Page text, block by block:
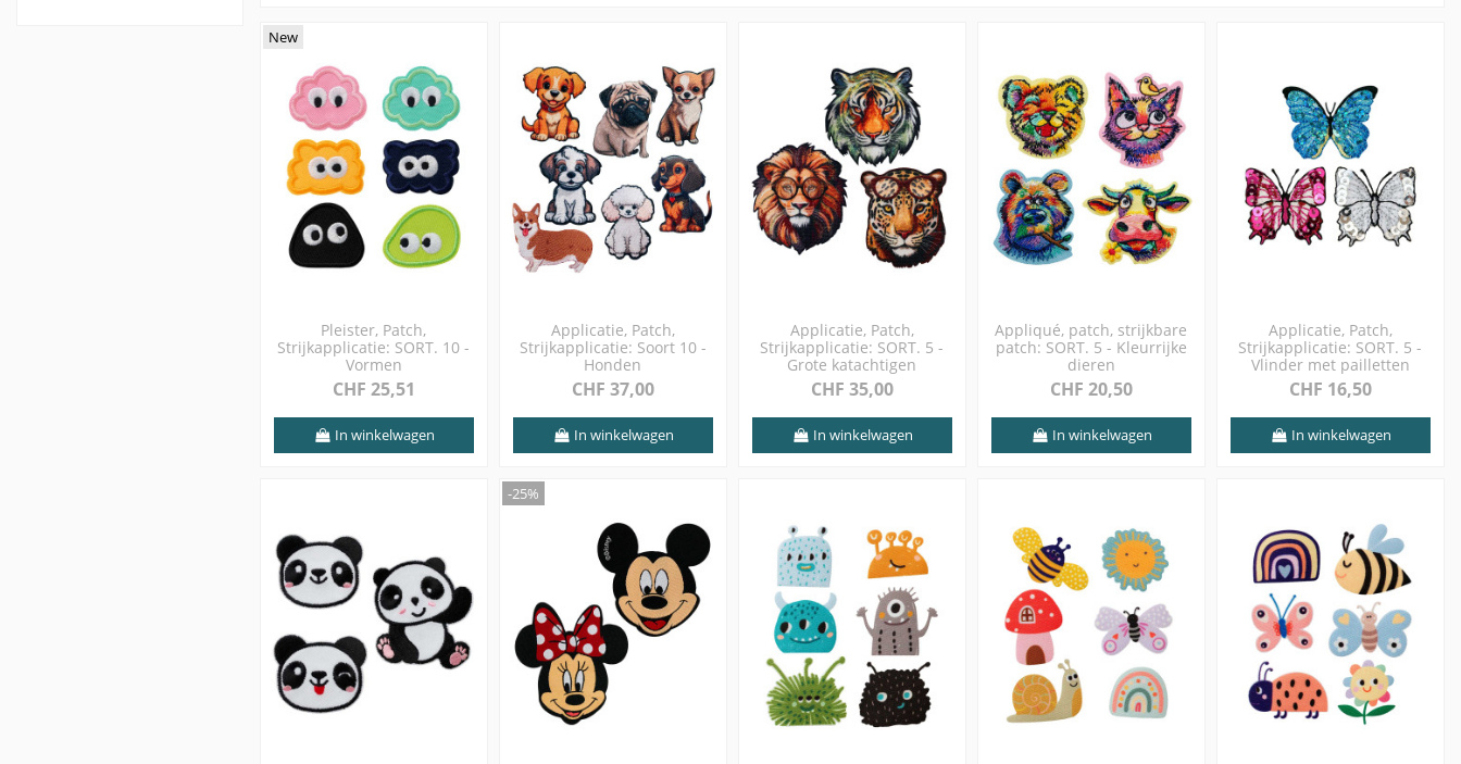
New
Pleister, Patch,
Strijkapplicatie: SORT. 10 -
Vormen
CHF 25,51
In winkelwagen
Applicatie, Patch,
Strijkapplicatie: Soort 10 -
Honden
CHF 37,00
In winkelwagen
Applicatie, Patch,
Strijkapplicatie: SORT. 5 -
Grote katachtigen
CHF 35,00
In winkelwagen
Appliqué, patch, strijkbare
patch: SORT. 5 - Kleurrijke
dieren
CHF 20,50
In winkelwagen
Applicatie, Patch,
Strijkapplicatie: SORT. 5 -
Vlinder met pailletten
CHF 16,50
In winkelwagen
-25%